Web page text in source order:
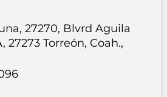
27270, Blvrd Aguila
27273 Torreón, Coah.,